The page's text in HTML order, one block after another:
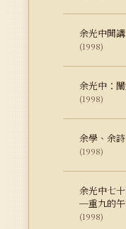
余光中開
(1998)
余光中：
(1998)
余學、余
(1998)
余光中七
─重九的午
(1998)